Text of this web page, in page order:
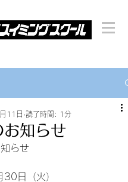
知らせ
11日 読了時間: 1分
らせ
日（火）